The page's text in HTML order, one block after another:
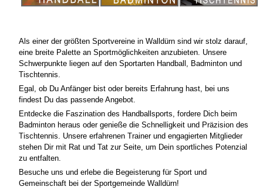
Als einer der größten Sportvereine in Walldürn sind wir stolz darauf,
eine breite Palette an Sportmöglichkeiten anzubieten. Unsere
Schwerpunkte liegen auf den Sportarten Handball, Badminton und
Tischtennis.
Egal, ob Du Anfänger bist oder bereits Erfahrung hast, bei uns
findest Du das passende Angebot.
Entdecke die Faszination des Handballsports, fordere Dich beim
Badminton heraus oder genieße die Schnelligkeit und Präzision des
Tischtennis. Unsere erfahrenen Trainer und engagierten Mitglieder
stehen Dir mit Rat und Tat zur Seite, um Dein sportliches Potenzial
zu entfalten.
Besuche uns und erlebe die Begeisterung für Sport und
Gemeinschaft bei der Sportgemeinde Walldürn!